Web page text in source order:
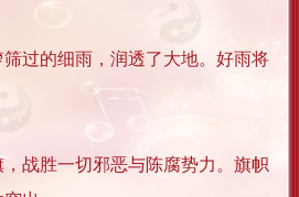
过的细雨，润透了大地。好雨将
战胜一切邪恶与陈腐势力。旗帜